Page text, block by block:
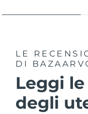
LE
DI
Leggi
degli